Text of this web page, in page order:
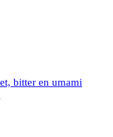
bitter en umami